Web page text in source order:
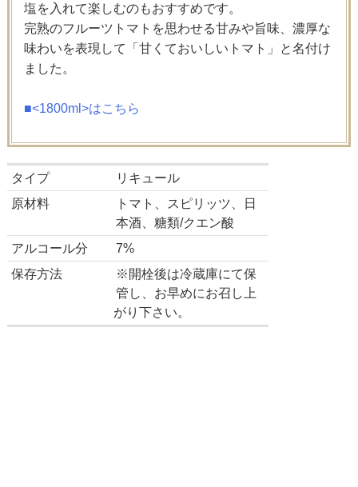
塩を入れて楽しむのもおすすめです。
完熟のフルーツトマトを思わせる甘みや旨味、濃厚な
味わいを表現して「甘くておいしいトマト」と名付け
ました。
■<1800ml>はこちら
タイプ
リキュール
原材料
トマト、スピリッツ、日
本酒、糖類/クエン酸
アルコール分
7%
保存方法
※開栓後は冷蔵庫にて保
管し、お早めにお召し上
がり下さい。